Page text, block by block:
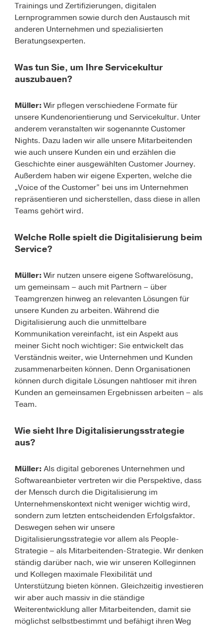
Trainings und Zertifizierungen, digitalen
Lernprogrammen sowie durch den Austausch mit
anderen Unternehmen und spezialisierten
Beratungsexperten.
Was tun Sie, um Ihre Servicekultur
auszubauen?
Müller:Wir pflegen verschiedene Formate für
unsere Kundenorientierung und Servicekultur. Unter
anderem veranstalten wir sogenannte Customer
Nights. Dazu laden wir alle unsere Mitarbeitenden
wie auch unsere Kunden ein und erzählen die
Geschichte einer ausgewählten Customer Journey.
Außerdem haben wir eigene Experten, welche die
„Voice of the Customer“ bei uns im Unternehmen
repräsentieren und sicherstellen, dass diese in allen
Teams gehört wird.
Welche Rolle spielt die Digitalisierung beim
Service?
Müller:Wir nutzen unsere eigene Softwarelösung,
um gemeinsam – auch mit Partnern – über
Teamgrenzen hinweg an relevanten Lösungen für
unsere Kunden zu arbeiten. Während die
Digitalisierung auch die unmittelbare
Kommunikation vereinfacht, ist ein Aspekt aus
meiner Sicht noch wichtiger: Sie entwickelt das
Verständnis weiter, wie Unternehmen und Kunden
zusammenarbeiten können. Denn Organisationen
können durch digitale Lösungen nahtloser mit ihren
Kunden an gemeinsamen Ergebnissen arbeiten – als
Team.
Wie sieht Ihre Digitalisierungsstrategie
aus?
Müller: Als digital geborenes Unternehmen und
Softwareanbieter vertreten wir die Perspektive, dass
der Mensch durch die Digitalisierung im
Unternehmenskontext nicht weniger wichtig wird,
sondern zum letzten entscheidenden Erfolgsfaktor.
Deswegen sehen wir unsere
Digitalisierungsstrategie vor allem als People-
Strategie – als Mitarbeitenden-Strategie. Wir denken
ständig darüber nach, wie wir unseren Kolleginnen
und Kollegen maximale Flexibilität und
Unterstützung bieten können. Gleichzeitig investieren
wir aber auch massiv in die ständige
Weiterentwicklung aller Mitarbeitenden, damit sie
möglichst selbstbestimmt und befähigt ihren Weg